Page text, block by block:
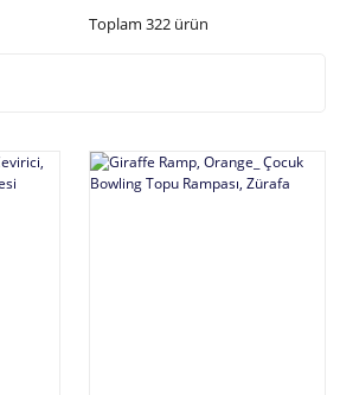
Toplam 322 ürün